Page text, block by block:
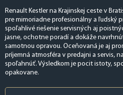
Renault Kestler na Krajinskej ceste v
pre mimoriadne profesionálny a ľudský
spoľahlivé riešenie servisných aj
jasne, ochotne poradí a dokáže
samotnou opravou. Oceňovaná je aj
príjemná atmosféra v predajni a servis,
spoľahnúť. Výsledkom je pocit istoty,
opakovane.